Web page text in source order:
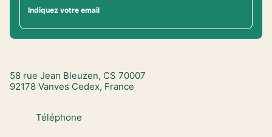
Indiquez votre email
58 rue Jean Bleuzen, CS 70007
92178 Vanves Cedex, France
Téléphone